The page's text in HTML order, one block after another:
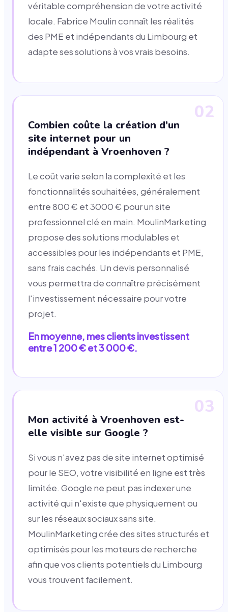
véritable compréhension de votre activité
locale. Fabrice Moulin connaît les réalités
des PME et indépendants du Limbourg et
adapte ses solutions à vos vrais besoins.
02
Combien coûte la création d'un
site internet pour un
indépendant à Vroenhoven ?
Le coût varie selon la complexité et les
fonctionnalités souhaitées, généralement
entre 800 € et 3000 € pour un site
professionnel clé en main. MoulinMarketing
propose des solutions modulables et
accessibles pour les indépendants et PME,
sans frais cachés. Un devis personnalisé
vous permettra de connaître précisément
l'investissement nécessaire pour votre
projet.
En moyenne, mes clients investissent
entre 1 200 € et 3 000 €.
03
Mon activité à Vroenhoven est-
elle visible sur Google ?
Si vous n'avez pas de site internet optimisé
pour le SEO, votre visibilité en ligne est très
limitée. Google ne peut pas indexer une
activité qui n'existe que physiquement ou
sur les réseaux sociaux sans site.
MoulinMarketing crée des sites structurés et
optimisés pour les moteurs de recherche
afin que vos clients potentiels du Limbourg
vous trouvent facilement.